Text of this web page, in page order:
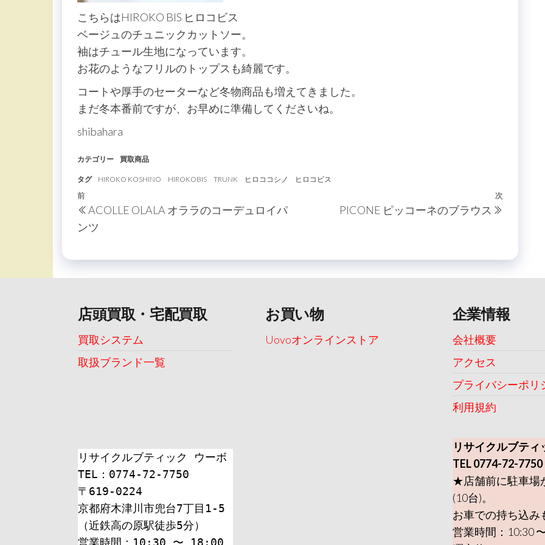
こちらはHIROKO BIS ヒロコビス
ベージュのチュニックカットソー。
袖はチュール生地になっています。
お花のようなフリルのトップスも綺麗です。
コートや厚手のセーターなど冬物商品も増えてきました。
まだ冬本番前ですが、お早めに準備してくださいね。
shibahara
カテゴリー 買取商品
タグ HIROKO KOSHINO HIROKOBIS TRUNK ヒロココシノ ヒロコビス
投
稿
ナ
ビ
ゲ
シ
ョ
ン
過
去
の
前
ACOLLE OLALA オララのコーデュロイパ
ンツ
次
次
PICONE ピッコーネのブラウス
店頭買取・宅配買取
買取システム
取扱ブランド一覧
お買い物
Uovoオンラインストア
企業情報
会社概要
アクセス
プライバシーポリ
利用規約
リサイクルブティック ウーボ
TEL：0774-72-7750
〒619-0224
京都府木津川市兜台7丁目1-5
（近鉄高の原駅徒歩5分）
営業時間：10:30 〜 18:00
リサイクルブティ
TEL 0774-72-7750
★店舗前に駐車場
(10台)。
お車での持ち込み
営業時間：10:30